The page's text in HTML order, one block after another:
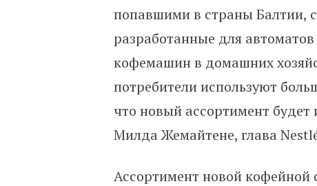
попавшими в страны Балтии,
разработанные для
кофемашин в домашних
потребители используют
что новый ассортимент будет
Милда Жемайтене, глава
Ассортимент новой кофейной